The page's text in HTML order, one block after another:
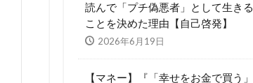
読んで「プチ偽悪者」として生きる
ことを決めた理由【自己啓発】
2026年6月19日
【マネー】『「幸せをお金で買う」